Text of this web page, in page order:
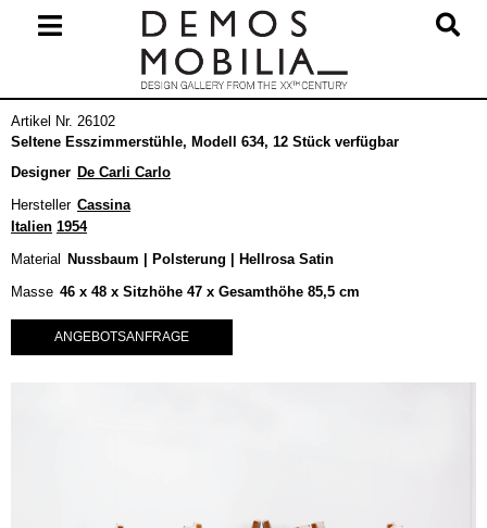
Navigation
Artikel Nr. 26102
Seltene Esszimmerstühle, Modell 634, 12 Stück verfügbar
Designer De Carli Carlo
Hersteller Cassina
Italien 1954
Material
Nussbaum | Polsterung | Hellrosa Satin
Masse 46 x 48 x Sitzhöhe 47 x Gesamthöhe 85,5 cm
ANGEBOTSANFRAGE